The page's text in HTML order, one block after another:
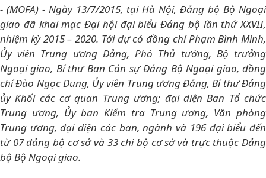
- (MOFA) - Ngày 13/7/2015, tại Hà Nội, Đảng bộ Bộ Ngoại
giao đã khai mạc Đại hội đại biểu Đảng bộ lần thứ XXVII,
nhiệm kỳ 2015 – 2020. Tới dự có đồng chí Phạm Bình Minh,
Ủy viên Trung ương Đảng, Phó Thủ tướng, Bộ trưởng
Ngoại giao, Bí thư Ban Cán sự Đảng Bộ Ngoại giao, đồng
chí Đào Ngọc Dung, Ủy viên Trung ương Đảng, Bí thư Đảng
ủy Khối các cơ quan Trung ương; đại diện Ban Tổ chức
Trung ương, Ủy ban Kiểm tra Trung ương, Văn phòng
Trung ương, đại diện các ban, ngành và 196 đại biểu đến
từ 07 đảng bộ cơ sở và 33 chi bộ cơ sở và trực thuộc Đảng
bộ Bộ Ngoại giao.